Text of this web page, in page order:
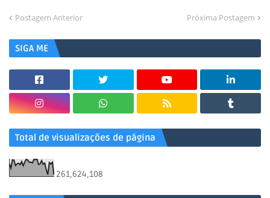
Postagem Anterior Próxima Postagem
SIGA ME
Total de visualizações de página
261,624,108